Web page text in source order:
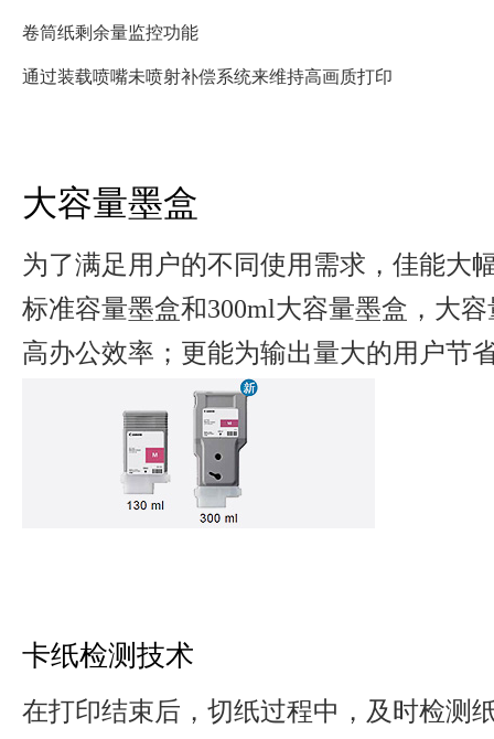
卷筒纸剩余量监控功能
通过装载喷嘴未喷射补偿系统来维持高画质打印
大容量墨盒
为了满足用户的不同使用需求，佳能大
标准容量墨盒和300ml大容量墨盒，大
高办公效率；更能为输出量大的用户节
卡纸检测技术
在打印结束后，切纸过程中，及时检测